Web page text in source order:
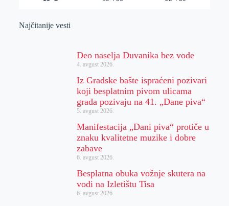
Najčitanije vesti
Deo naselja Duvanika bez vode
4. avgust 2026.
Iz Gradske bašte ispraćeni pozivari
koji besplatnim pivom ulicama
grada pozivaju na 41. „Dane piva“
5. avgust 2026.
Manifestacija „Dani piva“ protiče u
znaku kvalitetne muzike i dobre
zabave
6. avgust 2026.
Besplatna obuka vožnje skutera na
vodi na Izletištu Tisa
6. avgust 2026.